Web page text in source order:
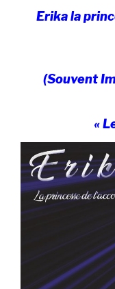
Erika la
(Souvent
«